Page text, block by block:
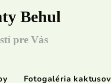
Behul
pre Vás
Fotogaléria kaktusov